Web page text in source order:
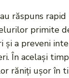
răspuns rapid
primite
și a preveni
În același
răniți ușor în